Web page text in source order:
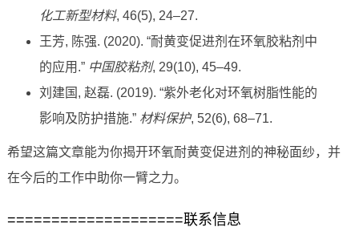
化工新型材料, 46(5), 24–27.
王芳, 陈强. (2020). “耐黄变促进剂在环氧胶粘剂中
的应用.” 中国胶粘剂, 29(10), 45–49.
刘建国, 赵磊. (2019). “紫外老化对环氧树脂性能的
影响及防护措施.” 材料保护, 52(6), 68–71.
希望这篇文章能为你揭开环氧耐黄变促进剂的神秘面纱，并
在今后的工作中助你一臂之力。
====================联系信息